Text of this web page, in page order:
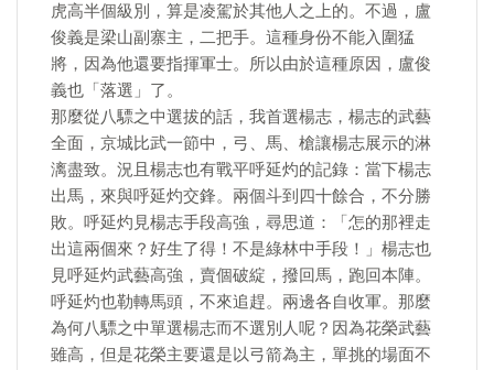
虎高半個級別，算是凌駕於其他人之上的。不過，盧
俊義是梁山副寨主，二把手。這種身份不能入圍猛
將，因為他還要指揮軍士。所以由於這種原因，盧俊
義也「落選」了。
那麼從八驃之中選拔的話，我首選楊志，楊志的武藝
全面，京城比武一節中，弓、馬、槍讓楊志展示的淋
漓盡致。況且楊志也有戰平呼延灼的記錄：當下楊志
出馬，來與呼延灼交鋒。兩個斗到四十餘合，不分勝
敗。呼延灼見楊志手段高強，尋思道：「怎的那裡走
出這兩個來？好生了得！不是綠林中手段！」楊志也
見呼延灼武藝高強，賣個破綻，撥回馬，跑回本陣。
呼延灼也勒轉馬頭，不來追趕。兩邊各自收軍。那麼
為何八驃之中單選楊志而不選別人呢？因為花榮武藝
雖高，但是花榮主要還是以弓箭為主，單挑的場面不